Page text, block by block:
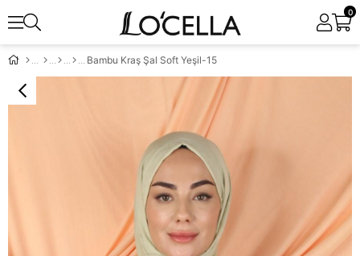
0
Bambu Kraş Şal Soft Yeşil-15